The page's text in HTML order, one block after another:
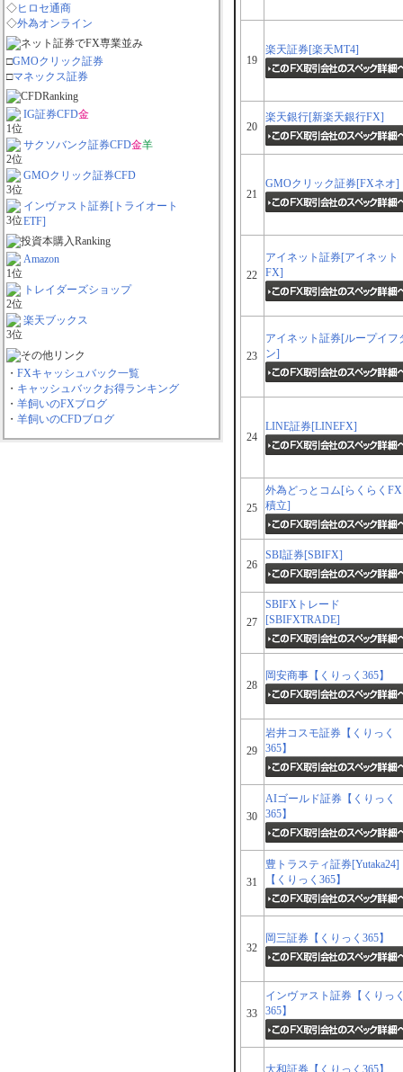
◇ヒロセ通商
◇外為オンライン
□GMOクリック証券
□マネックス証券
IG証券CFD金
サクソバンク証券CFD金羊
GMOクリック証券CFD
インヴァスト証券[トライオート
ETF]
Amazon
トレイダーズショップ
楽天ブックス
・ FXキャッシュバック一覧
・ キャッシュバックお得ランキング
・ 羊飼いのFXブログ
・ 羊飼いのCFDブログ
19
楽天証券[楽天MT4]
20
楽天銀行[新楽天銀行FX]
21
GMOクリック証券[FXネオ]
22
アイネット証券[アイネット
FX]
23
アイネット証券[ループイフ
ン]
24
LINE証券[LINEFX]
25
外為どっとコム[らくらくFX
積立]
26
SBI証券[SBIFX]
27
SBIFXトレード
[SBIFXTRADE]
28
岡安商事【くりっく365】
29
岩井コスモ証券【くりっく
365】
30
AIゴールド証券【くりっく
365】
31
豊トラスティ証券[Yutaka24]
【くりっく365】
32
岡三証券【くりっく365】
33
インヴァスト証券【くりっ
365】
大和証券【くりっく365】